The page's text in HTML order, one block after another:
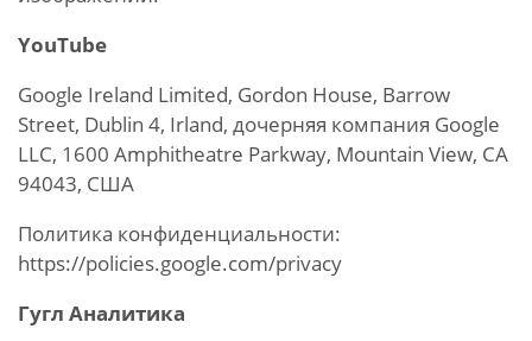
YouTube
Google Ireland Limited, Gordon House, Barrow
Street, Dublin 4, Irland, дочерняя компания Google
LLC, 1600 Amphitheatre Parkway, Mountain View, CA
94043, США
Политика конфиденциальности:
https://policies.google.com/privacy
Гугл Аналитика